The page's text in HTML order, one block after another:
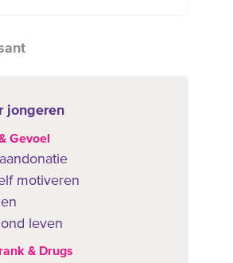
jongeren
Gevoel
motiveren
leven
& Drugs